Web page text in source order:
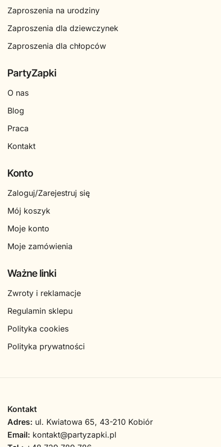
Zaproszenia na urodziny
Zaproszenia dla dziewczynek
Zaproszenia dla chłopców
PartyZapki
O nas
Blog
Praca
Kontakt
Konto
Zaloguj/Zarejestruj się
Mój koszyk
Moje konto
Moje zamówienia
Ważne linki
Zwroty i reklamacje
Regulamin sklepu
Polityka cookies
Polityka prywatności
Kontakt
Adres: ul. Kwiatowa 65, 43-210 Kobiór
Email: kontakt@partyzapki.pl